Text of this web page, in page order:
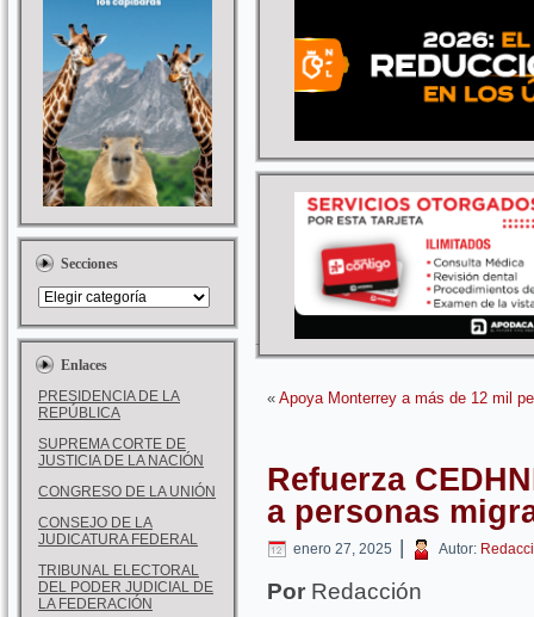
Secciones
Enlaces
PRESIDENCIA DE LA
REPÚBLICA
SUPREMA CORTE DE
JUSTICIA DE LA NACIÓN
CONGRESO DE LA UNIÓN
CONSEJO DE LA
JUDICATURA FEDERAL
TRIBUNAL ELECTORAL
DEL PODER JUDICIAL DE
LA FEDERACIÓN
« Apoya Monterrey a más de 12 mil
Refuerza
a personas
enero 27, 2025 | Autor:
Por Redacción